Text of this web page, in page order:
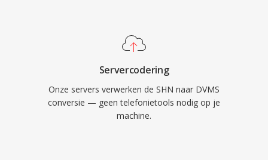
Servercodering
Onze servers verwerken de SHN naar DVMS
conversie — geen telefonietools nodig op je
machine.